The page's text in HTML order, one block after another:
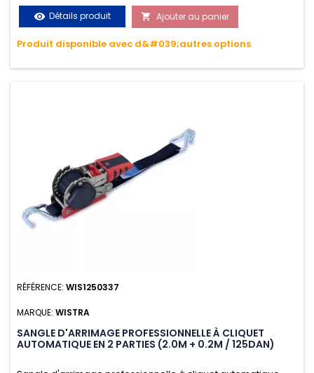
le transport. Matière polyester très résistante aux UV et aux
variations de températures, n'absorbe pas l'eau.
visibility Détails produit  Ajouter au panier
Produit disponible avec d&#039;autres options
RÉFÉRENCE: WIS1250337
MARQUE: WISTRA
SANGLE D'ARRIMAGE PROFESSIONNELLE À CLIQUET
AUTOMATIQUE EN 2 PARTIES (2.0M + 0.2M / 125DAN)